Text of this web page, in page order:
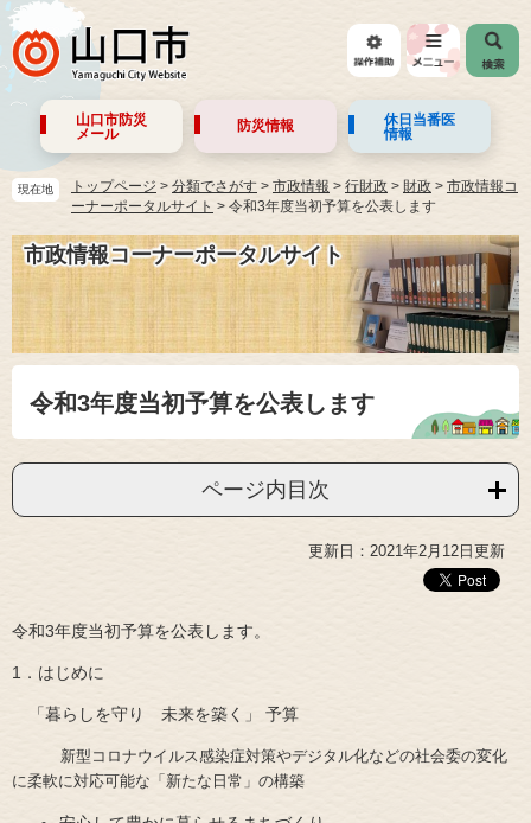
山口市防災
メール
防災情報
休日当番医
情報
現在地 トップページ > 分類でさがす > 市政情報 > 行財政 > 財政 > 市政情報コ
ーナーポータルサイト > 令和3年度当初予算を公表します
市政情報コーナーポータルサイト
令和3年度当初予算を公表します
ページ内目次
更新日：2021年2月12日更新
令和3年度当初予算を公表します。
1．はじめに
「暮らしを守り 未来を築く」 予算
新型コロナウイルス感染症対策やデジタル化などの社会委の変化
に柔軟に対応可能な「新たな日常」の構築